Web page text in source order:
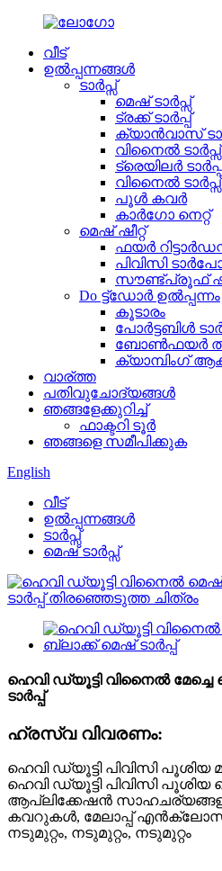
വീട്
ഉൽപ്പന്നങ്ങൾ
ടാർപ്സ്
മെഷ് ടാർപ്സ്
ട്രക്ക് ടാർപ്പ്
ക്യാൻവാസ്
വിനൈൽ
ട്രെയിലർ
വിനൈൽ ടാർപ്സ്
പൂൾ കവർ
കാർഗോ നെറ്റ്
മെഷ് ഷീറ്റ്
ഫയർ
പിവിസി
സൗണ്ട്പ്രൂഫ്
Do ട്ട്ഡോർ ഉൽപ്പന്നം
കൂടാരം
പോർട്ടബിൾ
ബോൺഫയർ
ക്യാമ്പിംഗ്
വാര്ത്ത
പതിവുചോദ്യങ്ങൾ
ഞങ്ങളേക്കുറിച്ച്
ഫാക്ടറി ടൂർ
ഞങ്ങളെ സമീപിക്കുക
English
വീട്
ഉൽപ്പന്നങ്ങൾ
ടാർപ്സ്
മെഷ് ടാർപ്സ്
ഹെവി ഡ്യൂട്ടി വിനൈൽ മേച്ചെ
ടാർപ്പ്
ഹ്രസ്വ വിവരണം:
ഹെവി ഡ്യൂട്ടി പിവിസി പൂശിയ
ഹെവി ഡ്യൂട്ടി പിവിസി പൂശിയ
ആപ്ലിക്കേഷൻ
കവറുകൾ, മേലാപ്പ്
നടുമുറ്റം, നടുമുറ്റം, നടുമുറ്റം